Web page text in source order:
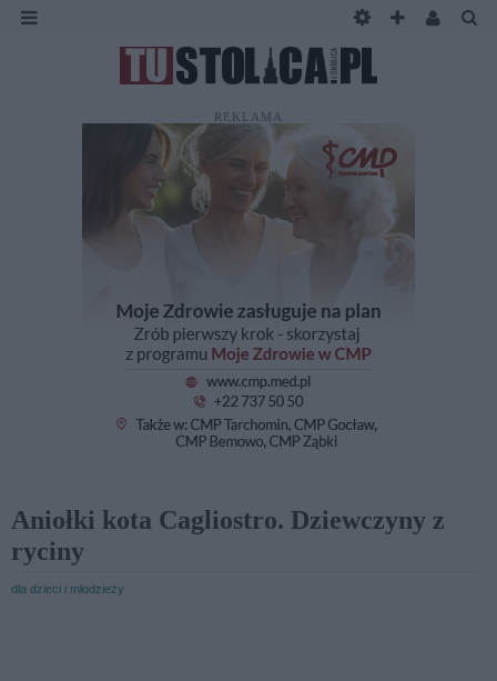
REKLAMA
Aniołki kota Cagliostro. Dziewczyny z
ryciny
dla dzieci i młodzieży